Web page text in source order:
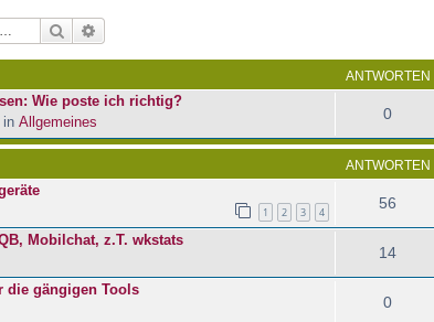
Suche
ANTWORTEN
Wie poste ich richtig?
in Allgemeines 0
ANTWORTEN
1 2 3 4
56
Mobilchat, z.T. wkstats
14
die gängigen Tools
0